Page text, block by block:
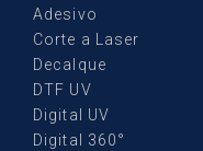
Adesivo
Corte a Laser
Decalque
DTF UV
Digital UV
Digital 360°